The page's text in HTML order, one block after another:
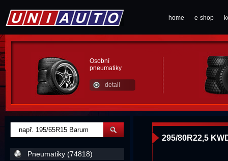
home e-shop
Osobní
pneumatiky
detail
295/80R22,5
Pneumatiky (74818)